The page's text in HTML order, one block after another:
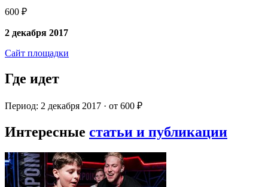
600 ₽
2 декабря 2017
Сайт площадки
Где идет
Период: 2 декабря 2017 · от 600 ₽
Интересные статьи и публикации